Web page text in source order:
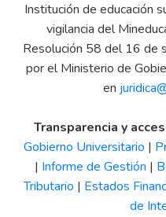
Institución de educación
vigilancia del
Resolución 58 del 16 de
por el Ministerio de
en
Transparencia y
Gobierno Universitario |
| Informe de Gestión |
Tributario | Estados
de